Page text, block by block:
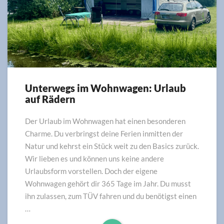
Unterwegs
im
Urlaub
auf
Rädern
Unterwegs im Wohnwagen: Urlaub
auf Rädern
Der Urlaub im Wohnwagen hat einen besonderen
Charme. Du verbringst deine Ferien inmitten der
Natur und kehrst ein Stück weit zu den Basics zurück.
Wir lieben es und können uns keine andere
Urlaubsform vorstellen. Doch der eigene
Wohnwagen gehört dir 365 Tage im Jahr. Du musst
ihn zulassen, zum TÜV fahren und du benötigst einen
…